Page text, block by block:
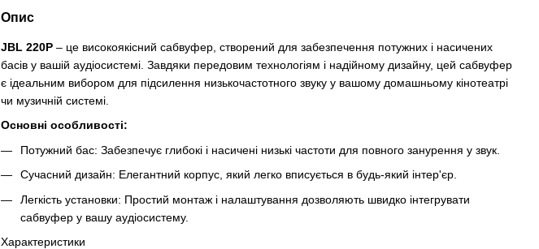
Опис
JBL 220P – це високоякісний сабвуфер, створений для забезпечення потужних і насичених
басів у вашій аудіосистемі. Завдяки передовим технологіям і надійному дизайну, цей сабвуфер
є ідеальним вибором для підсилення низькочастотного звуку у вашому домашньому кінотеатрі
чи музичній системі.
Основні особливості:
Потужний бас: Забезпечує глибокі і насичені низькі частоти для повного занурення у звук.
Сучасний дизайн: Елегантний корпус, який легко вписується в будь-який інтер'єр.
Легкість установки: Простий монтаж і налаштування дозволяють швидко інтегрувати
сабвуфер у вашу аудіосистему.
Характеристики